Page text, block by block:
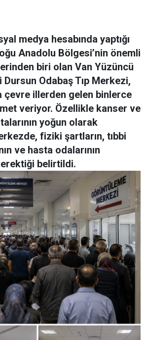
medya hesabında yaptığı
Anadolu Bölgesi’nin önemli
biri olan Van Yüzüncü
Dursun Odabaş Tıp Merkezi,
çevre illerden gelen binlerce
veriyor. Özellikle kanser ve
yoğun olarak
fiziki şartların, tıbbi
ve hasta odalarının
belirtildi.